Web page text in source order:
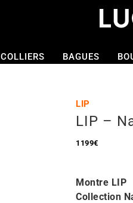
COLLIERS BAGUES
LIP
LIP –
1199€
Montre LIP
Collection